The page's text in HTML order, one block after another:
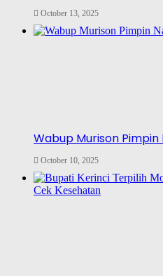
October 13, 2025
Wabup Murison
October 10, 2025